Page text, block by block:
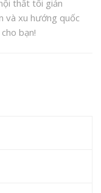
thất tối giản
và xu hướng quốc
bạn!